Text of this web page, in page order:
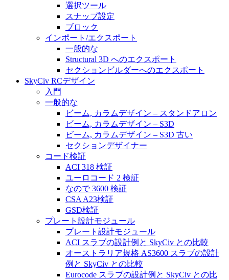
選択ツール
スナップ設定
ブロック
インポート/エクスポート
一般的な
Structural 3D へのエクスポート
セクションビルダーへのエクスポート
SkyCiv RCデザイン
入門
一般的な
ビーム, カラムデザイン – スタンドアロン
ビーム, カラムデザイン – S3D
ビーム, カラムデザイン – S3D 古い
セクションデザイナー
コード検証
ACI 318 検証
ユーロコード 2 検証
なので 3600 検証
CSA A23検証
GSD検証
プレート設計モジュール
プレート設計モジュール
ACI スラブの設計例と SkyCiv との比較
オーストラリア規格 AS3600 スラブの設計
例と SkyCiv との比較
Eurocode スラブの設計例と SkyCiv との比